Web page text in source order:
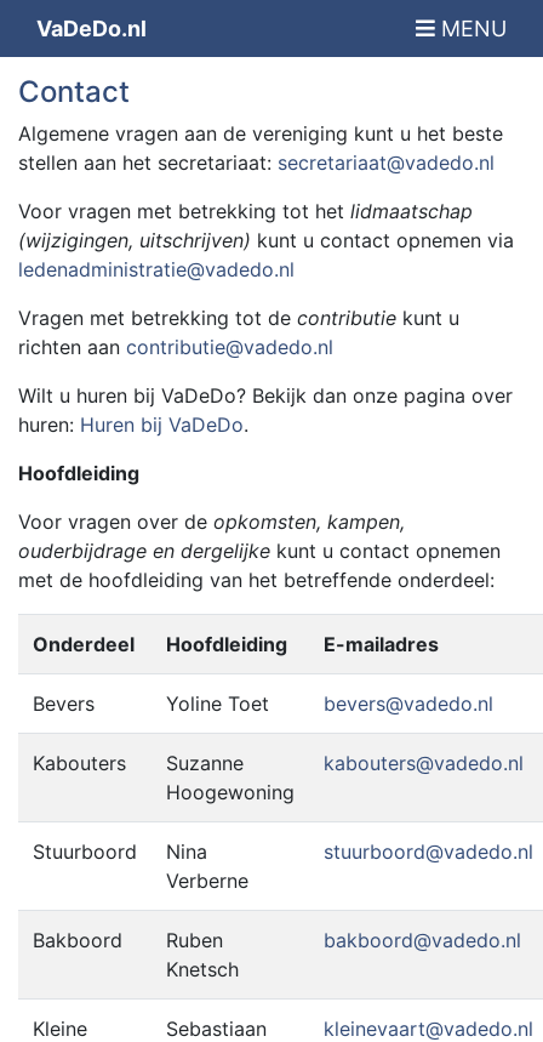
VaDeDo.nl MENU
Contact
Algemene vragen aan de vereniging kunt u het beste
stellen aan het secretariaat: secretariaat@vadedo.nl
Voor vragen met betrekking tot het lidmaatschap
(wijzigingen, uitschrijven) kunt u contact opnemen via
ledenadministratie@vadedo.nl
Vragen met betrekking tot de contributie kunt u
richten aan contributie@vadedo.nl
Wilt u huren bij VaDeDo? Bekijk dan onze pagina over
huren: Huren bij VaDeDo.
Hoofdleiding
Voor vragen over de opkomsten, kampen,
ouderbijdrage en dergelijke kunt u contact opnemen
met de hoofdleiding van het betreffende onderdeel:
Onderdeel Hoofdleiding E-mailadres
Bevers Yoline Toet bevers@vadedo.nl
Kabouters
Suzanne
Hoogewoning
kabouters@vadedo.nl
Stuurboord
Nina
Verberne
stuurboord@vadedo.nl
Bakboord
Ruben
Knetsch
bakboord@vadedo.nl
Kleine
Sebastiaan
kleinevaart@vadedo.nl